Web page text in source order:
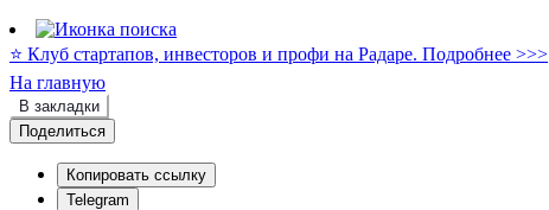
⭐️ Клуб стартапов, инвесторов и профи на Радаре. Подробнее >>>
На главную
В закладки
Поделиться
Копировать ссылку
Telegram